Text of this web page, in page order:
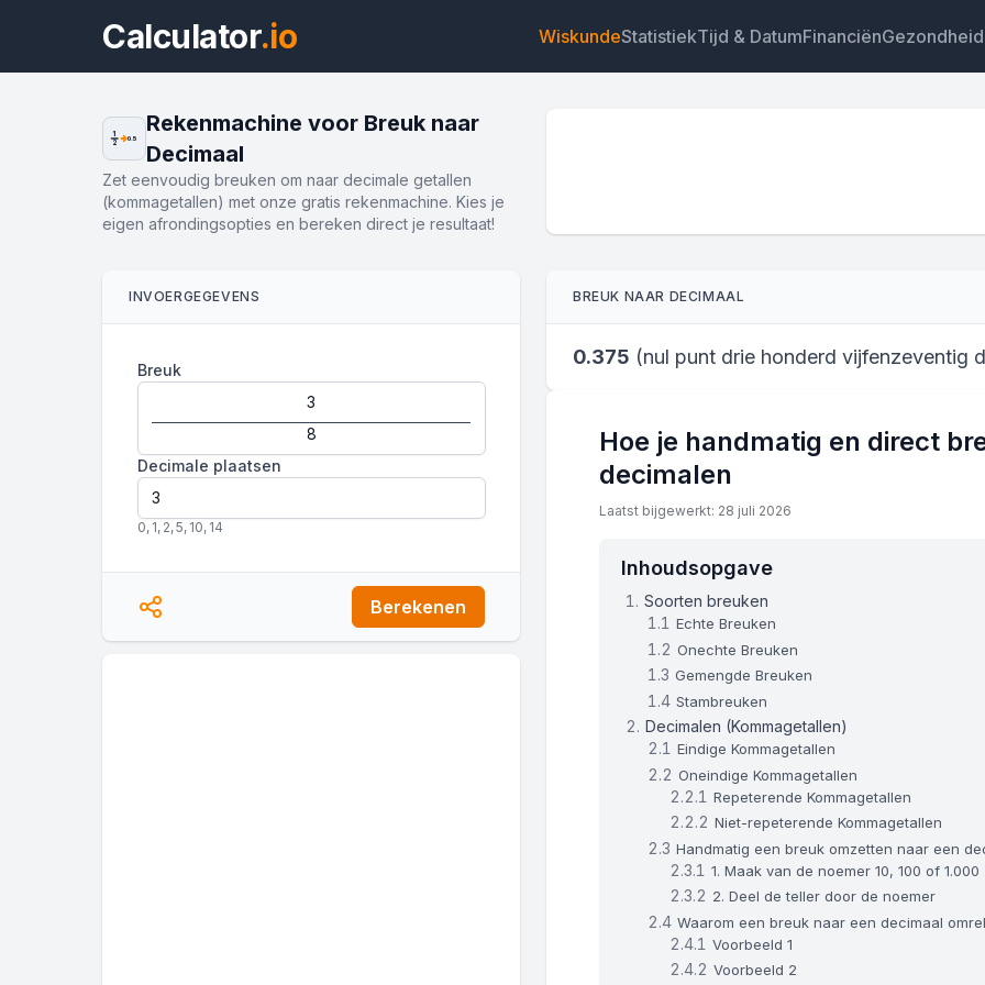
Calculator.io WiskundeStatistiekTijd & DatumFinanciënGezondheid
1
2
0.5
Rekenmachine voor Breuk naar
Decimaal
Zet eenvoudig breuken om naar decimale getallen
(kommagetallen) met onze gratis rekenmachine. Kies je
eigen afrondingsopties en bereken direct je resultaat!
INVOERGEGEVENS
Breuk
Decimale plaatsen
0, 1, 2,5, 10, 14
Berekenen
BREUK NAAR DECIMAAL
0.375 (nul punt drie honderd vijfenzeventig
Hoe je handmatig en direct
decimalen
Laatst bijgewerkt: 28 juli 2026
Inhoudsopgave
Soorten breuken
Echte Breuken
Onechte Breuken
Gemengde Breuken
Stambreuken
Decimalen (Kommagetallen)
Eindige Kommagetallen
Oneindige Kommagetallen
Repeterende Kommagetallen
Niet-repeterende Kommagetallen
Handmatig een breuk omzetten naar een
1. Maak van de noemer 10, 100 of 1.000
2. Deel de teller door de noemer
Waarom een breuk naar een decimaal
Voorbeeld 1
Voorbeeld 2